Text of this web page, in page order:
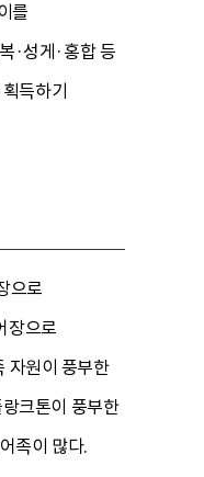
를
·성게·홍합 등
득하기
으로
장으로
자원이 풍부한
크톤이 풍부한
족이 많다.